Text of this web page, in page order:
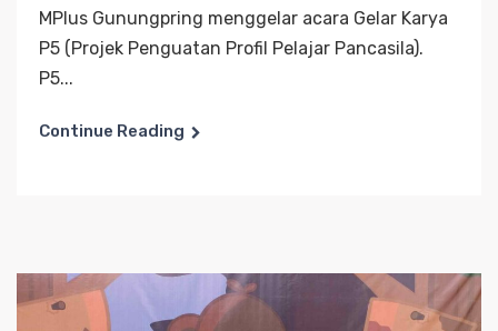
MPlus Gunungpring menggelar acara Gelar Karya
P5 (Projek Penguatan Profil Pelajar Pancasila).
P5...
Continue Reading